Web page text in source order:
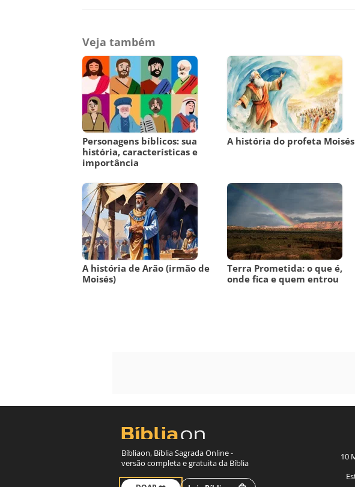
Veja também
Personagens bíblicos: sua
história, características e
importância
A história do profeta Moisés
A história de Arão (irmão de
Moisés)
Terra Prometida: o que é,
onde fica e quem entrou
Bíbliaon, Bíblia Sagrada Online -
versão completa e gratuita da Bíblia
10